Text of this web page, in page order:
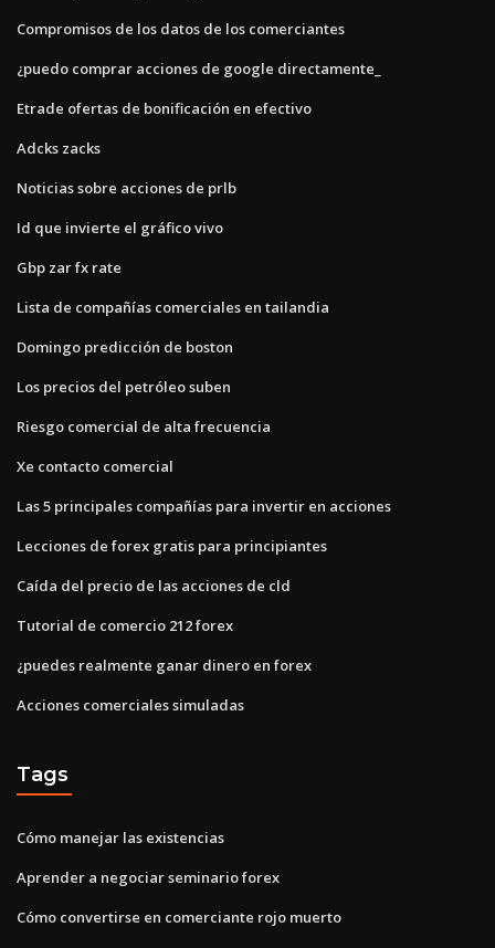
Compromisos de los datos de los comerciantes
¿puedo comprar acciones de google directamente_
Etrade ofertas de bonificación en efectivo
Adcks zacks
Noticias sobre acciones de prlb
Id que invierte el gráfico vivo
Gbp zar fx rate
Lista de compañías comerciales en tailandia
Domingo predicción de boston
Los precios del petróleo suben
Riesgo comercial de alta frecuencia
Xe contacto comercial
Las 5 principales compañías para invertir en acciones
Lecciones de forex gratis para principiantes
Caída del precio de las acciones de cld
Tutorial de comercio 212 forex
¿puedes realmente ganar dinero en forex
Acciones comerciales simuladas
Tags
Cómo manejar las existencias
Aprender a negociar seminario forex
Cómo convertirse en comerciante rojo muerto